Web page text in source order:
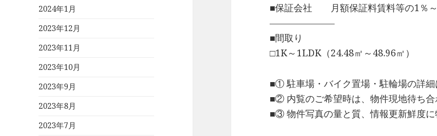
2024年1月
2023年12月
2023年11月
2023年10月
2023年9月
2023年8月
2023年7月
■保証会社 月額保証料賃料等の1％
―――――――
■間取り
□1K～1LDK（24.48㎡～48.96㎡）
■① 駐車場・バイク置場・駐輪場の詳細
■② 内覧のご希望時は、物件現地待ち合
■③ 物件写真の量と質、情報更新鮮度に